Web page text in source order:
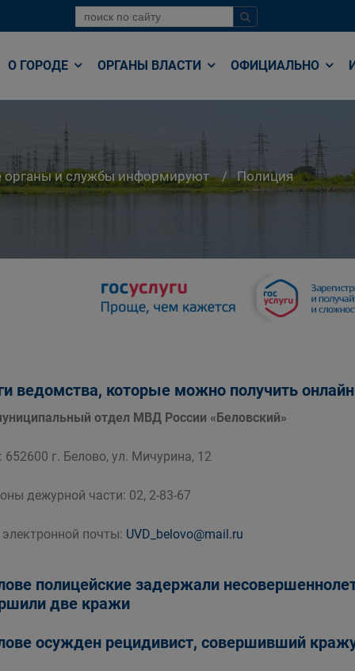
О ГОРОДЕ ОРГАНЫ ВЛАСТИ ОФИЦИАЛЬНО
органы и службы информируют Полиция
ведомства, которые можно получить онлайн
отдел МВД России «Беловский»
652600 г. Белово, ул. Мичурина, 12
дежурной части: 02, 2-83-67
почты: UVD_belovo@mail.ru
полицейские задержали
две кражи
осужден рецидивист, совершивший